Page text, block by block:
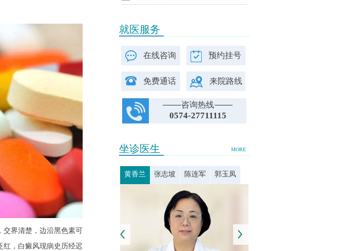
界清楚，边沿黑色素可
红，白癜风现病史历经迟
就医服务
在线咨询 预约挂号
免费通话 来院路线
咨询热线
0574-27711115
MORE
坐诊医生
黄香兰 张志坡 陈连军 郭玉凤